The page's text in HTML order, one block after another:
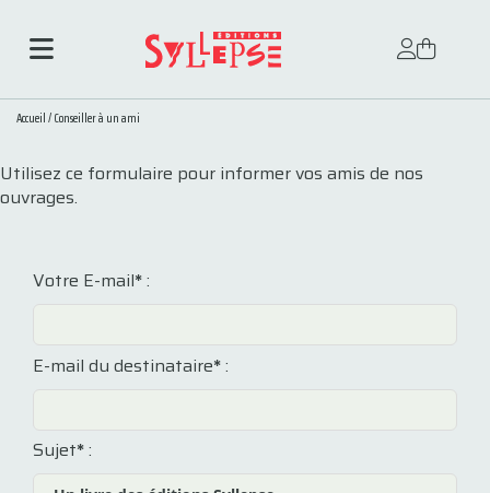
Accueil/Conseiller à un ami
Utilisez ce formulaire pour informer vos amis de nos
ouvrages.
Votre E-mail*:
E-mail du destinataire*:
Sujet*: